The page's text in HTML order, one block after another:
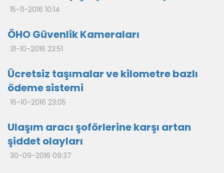
15-11-2016 10:14
ÖHO Güvenlik Kameraları
31-10-2016 23:51
Ücretsiz taşımalar ve kilometre bazlı
ödeme sistemi
16-10-2016 23:05
Ulaşım aracı şoförlerine karşı artan
şiddet olayları
30-09-2016 09:37